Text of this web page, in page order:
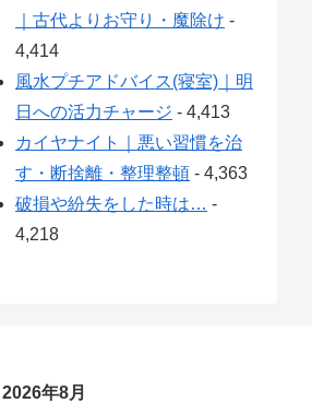
｜古代よりお守り・魔除け -
4,414
風水プチアドバイス(寝室)｜明
日への活力チャージ - 4,413
カイヤナイト｜悪い習慣を治
す・断捨離・整理整頓 - 4,363
破損や紛失をした時は… -
4,218
2026年8月